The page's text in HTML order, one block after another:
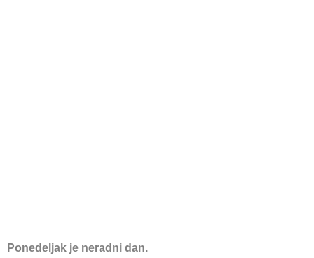
Ponedeljak je neradni dan.